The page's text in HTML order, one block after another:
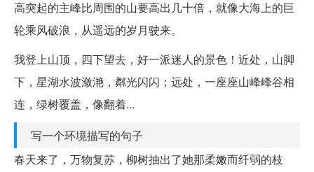
高突起的主峰比周围的山要高出几十倍，就像大海上的巨
轮乘风破浪，从遥远的岁月驶来。
我登上山顶，四下望去，好一派迷人的景色！近处，山脚
下，星湖水波潋滟，粼光闪闪；远处，一座座山峰峰谷相
连，绿树覆盖，像翻着...
写一个环境描写的句子
春天来了，万物复苏，柳树抽出了她那柔嫩而纤弱的枝